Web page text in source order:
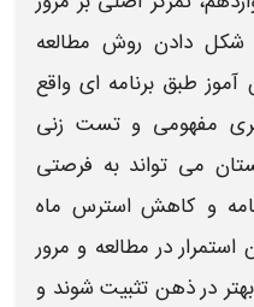
شکل دادن روش مطالعه
آموز طبق برنامه ای واقع
مفهومی و تست زنی
می تواند به فرصتی
و کاهش استرس ماه
در مطالعه و مرور
در ذهن تثبیت شوند و